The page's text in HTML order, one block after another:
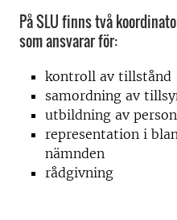
På SLU finns två
som ansvarar för:
kontroll av tillstånd
samordning av
utbildning av
representation i
nämnden
rådgivning